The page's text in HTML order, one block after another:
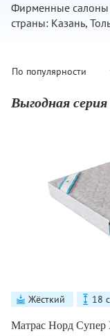
Фирменные салоны
страны: Казань,
Выгодная серия
Жёсткий 18
Матрас Норд Супер